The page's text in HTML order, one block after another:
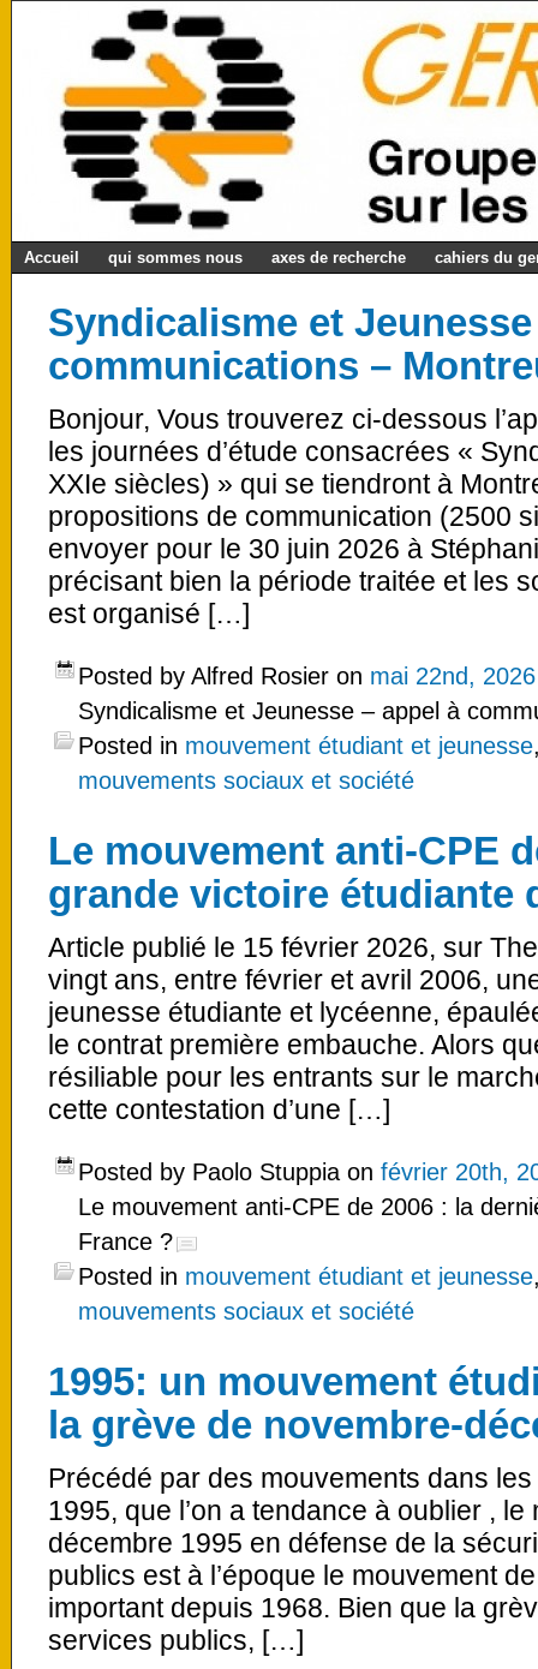
Accueil qui sommes nous axes de recherche cahiers du
Syndicalisme et
communications –
Bonjour, Vous trouverez ci-dessous
les journées d’étude consacrées «
XXIe siècles) » qui se tiendront à
propositions de communication (2500
envoyer pour le 30 juin 2026 à
précisant bien la période traitée et les
est organisé […]
Posted by Alfred Rosier on mai 22nd, 2026
Syndicalisme et Jeunesse – appel à
Posted in mouvement étudiant et jeunesse
mouvements sociaux et société
Le mouvement anti-CPE
grande victoire étudiante
Article publié le 15 février 2026, sur
vingt ans, entre février et avril 2006,
jeunesse étudiante et lycéenne,
le contrat première embauche. Alors
résiliable pour les entrants sur le
cette contestation d’une […]
Posted by Paolo Stuppia on février 20th,
Le mouvement anti-CPE de 2006 : la
France ?
Posted in mouvement étudiant et jeunesse
mouvements sociaux et société
1995: un mouvement
la grève de novembre-
Précédé par des mouvements dans
1995, que l’on a tendance à oublier ,
décembre 1995 en défense de la
publics est à l’époque le mouvement
important depuis 1968. Bien que la
services publics, […]